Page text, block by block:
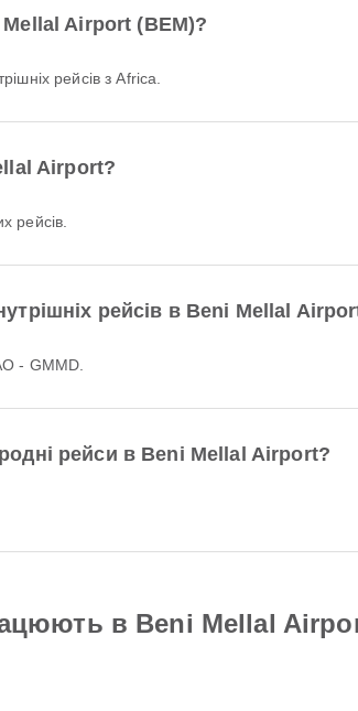
Airport (BEM)?
рейсів з Africa.
Airport?
рейсів.
рейсів в Beni Mellal
- GMMD.
рейси в Beni Mellal Airport?
в Beni Mellal